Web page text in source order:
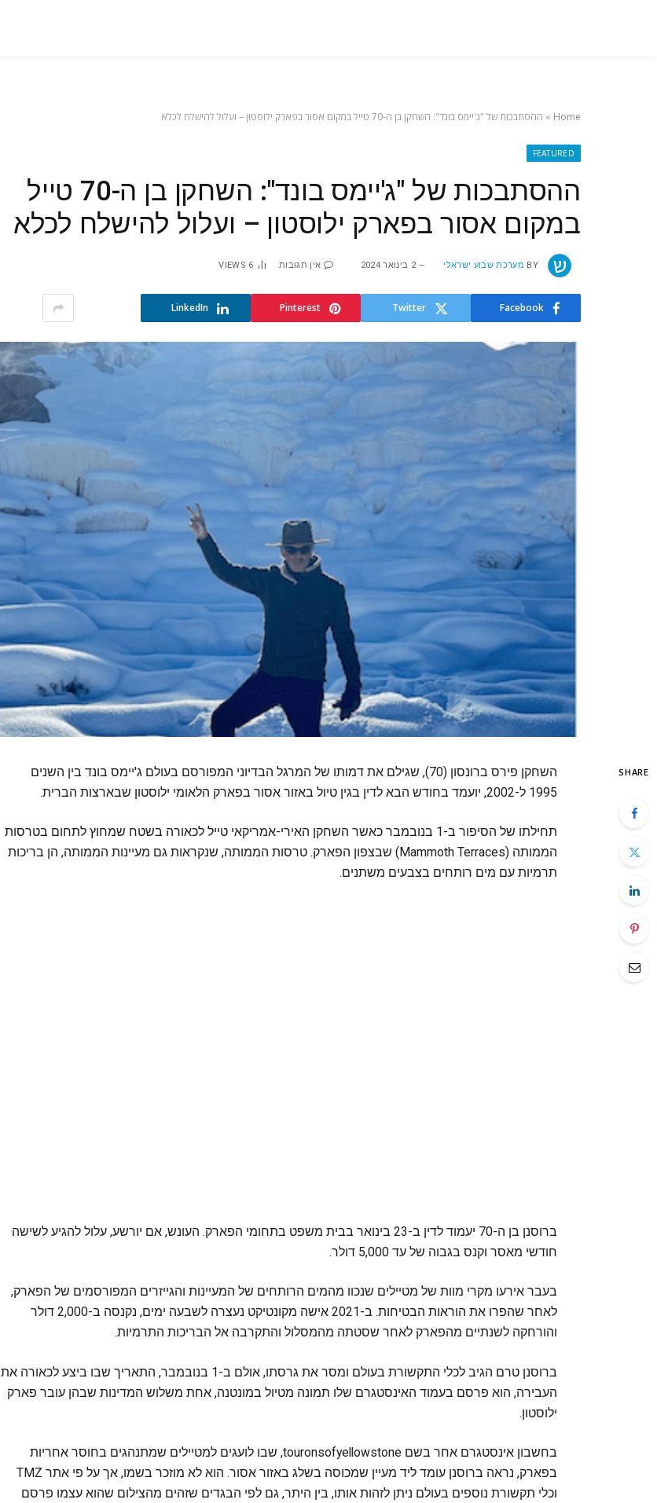
Home
» ההסתבכות של "ג'יימס בונד": השחקן בן ה-70 טייל במקום אסור בפארק ילוסטון – ועלול להישלח לכלא
FEATURED
ההסתבכות של "ג'יימס בונד": השחקן בן ה-70 טייל
במקום אסור בפארק ילוסטון – ועלול להישלח לכלא
BY מערכת שבוע ישראלי 2 בינואר 2024 אין תגובות 6
VIEWS
Facebook
Twitter
Pinterest
LinkedIn
SHARE
השחקן פירס ברונסון (70), שגילם את דמותו של המרגל הבדיוני המפורסם בעולם ג'יימס בונד בין השנים
1995 ל-2002, יועמד בחודש הבא לדין בגין טיול באזור אסור בפארק הלאומי ילוסטון שבארצות הברית.
תחילתו של הסיפור ב-1 בנובמבר כאשר השחקן האירי-אמריקאי טייל לכאורה בשטח שמחוץ לתחום בטרסות
הממותה (Mammoth Terraces) שבצפון הפארק. טרסות הממותה, שנקראות גם מעיינות הממותה, הן בריכות
תרמיות עם מים רותחים בצבעים משתנים.
ברוסנן בן ה-70 יעמוד לדין ב-23 בינואר בבית משפט בתחומי הפארק. העונש, אם יורשע, עלול להגיע לשישה
חודשי מאסר וקנס בגבוה של עד 5,000 דולר.
בעבר אירעו מקרי מוות של מטיילים שנכוו מהמים הרותחים של המעיינות והגייזרים המפורסמים של הפארק,
לאחר שהפרו את הוראות הבטיחות. ב-2021 אישה מקונטיקט נעצרה לשבעה ימים, נקנסה ב-2,000 דולר
והורחקה לשנתיים מהפארק לאחר שסטתה מהמסלול והתקרבה אל הבריכות התרמיות.
ברוסנן טרם הגיב לכלי התקשורת בעולם ומסר את גרסתו, אולם ב-1 בנובמבר, התאריך שבו ביצע לכאורה את
העבירה, הוא פרסם בעמוד האינסטגרם שלו תמונה מטיול במונטנה, אחת משלוש המדינות שבהן עובר פארק
ילוסטון.
בחשבון אינסטגרם אחר בשם touronsofyellowstone, שבו לועגים למטיילים שמתנהגים בחוסר אחריות
בפארק, נראה ברוסנן עומד ליד מעיין שמכוסה בשלג באזור אסור. הוא לא מוזכר בשמו, אך על פי אתר TMZ
וכלי תקשורת נוספים בעולם ניתן לזהות אותו, בין היתר, גם לפי הבגדים שזהים מהצילום שהוא עצמו פרסם